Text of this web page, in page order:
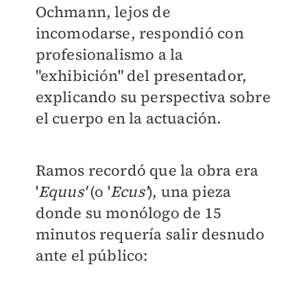
Ochmann, lejos de
incomodarse, respondió con
profesionalismo a la
"exhibición" del presentador,
explicando su perspectiva sobre
el cuerpo en la actuación.
Ramos recordó que la obra era
'Equus'(o 'Ecus'), una pieza
donde su monólogo de 15
minutos requería salir desnudo
ante el público: